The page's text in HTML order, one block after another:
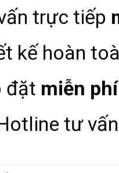
trực tiếp
kế hoàn
đặt miễn phí
tư